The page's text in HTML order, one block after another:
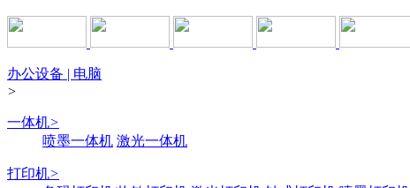
办公设备 | 电脑
>
一体机>
喷墨一体机 激光一体机
打印机>